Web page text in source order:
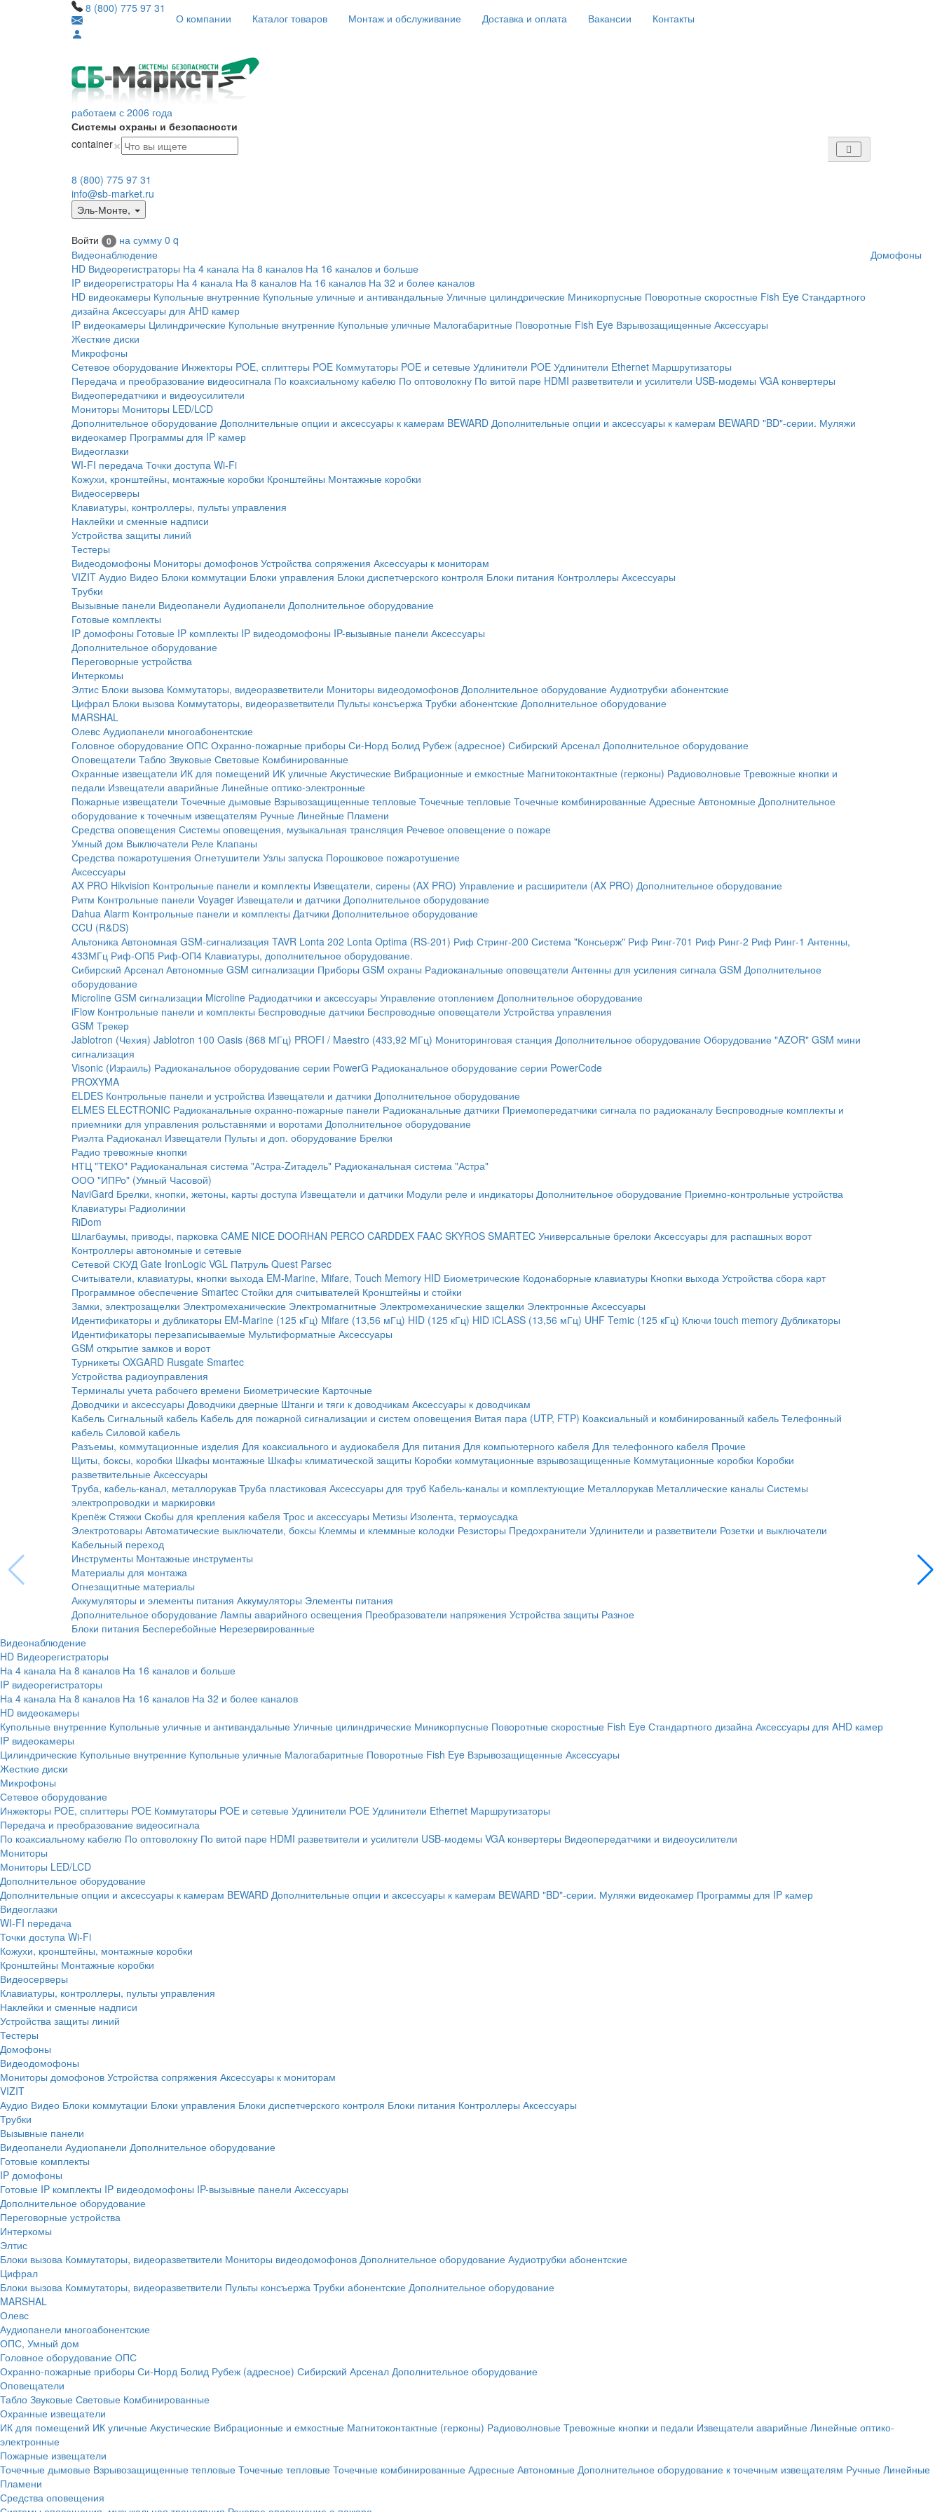
8 (800) 775 97 31
О компании Каталог товаров Монтаж и обслуживание Доставка и оплата Вакансии Контакты
работаем с 2006 года
Системы охраны и безопасности
container×
8 (800) 775 97 31
info@sb-market.ru
Эль-Монте,
Войти 0 на сумму 0 q
Видеонаблюдение
Домофоны
HD Видеорегистраторы На 4 канала На 8 каналов На 16 каналов и больше
IP видеорегистраторы На 4 канала На 8 каналов На 16 каналов На 32 и более каналов
HD видеокамеры Купольные внутренние Купольные уличные и антивандальные Уличные цилиндрические Миникорпусные Поворотные скоростные Fish Eye Стандартного
дизайна Аксессуары для AHD камер
IP видеокамеры Цилиндрические Купольные внутренние Купольные уличные Малогабаритные Поворотные Fish Eye Взрывозащищенные Аксессуары
Жесткие диски
Микрофоны
Сетевое оборудование Инжекторы POE, сплиттеры POE Коммутаторы POE и сетевые Удлинители POE Удлинители Ethernet Маршрутизаторы
Передача и преобразование видеосигнала По коаксиальному кабелю По оптоволокну По витой паре HDMI разветвители и усилители USB-модемы VGA конвертеры
Видеопередатчики и видеоусилители
Мониторы Мониторы LED/LCD
Дополнительное оборудование Дополнительные опции и аксессуары к камерам BEWARD Дополнительные опции и аксессуары к камерам BEWARD "BD"-серии. Муляжи
видеокамер Программы для IP камер
Видеоглазки
WI-FI передача Точки доступа Wi-Fi
Кожухи, кронштейны, монтажные коробки Кронштейны Монтажные коробки
Видеосерверы
Клавиатуры, контроллеры, пульты управления
Наклейки и сменные надписи
Устройства защиты линий
Тестеры
Видеодомофоны Мониторы домофонов Устройства сопряжения Аксессуары к мониторам
VIZIT Аудио Видео Блоки коммутации Блоки управления Блоки диспетчерского контроля Блоки питания Контроллеры Аксессуары
Трубки
Вызывные панели Видеопанели Аудиопанели Дополнительное оборудование
Готовые комплекты
IP домофоны Готовые IP комплекты IP видеодомофоны IP-вызывные панели Аксессуары
Дополнительное оборудование
Переговорные устройства
Интеркомы
Элтис Блоки вызова Коммутаторы, видеоразветвители Мониторы видеодомофонов Дополнительное оборудование Аудиотрубки абонентские
Цифрал Блоки вызова Коммутаторы, видеоразветвители Пульты консъержа Трубки абонентские Дополнительное оборудование
MARSHAL
Олевс Аудиопанели многоабонентские
Головное оборудование ОПС Охранно-пожарные приборы Си-Норд Болид Рубеж (адресное) Сибирский Арсенал Дополнительное оборудование
Оповещатели Табло Звуковые Световые Комбинированные
Охранные извещатели ИК для помещений ИК уличные Акустические Вибрационные и емкостные Магнитоконтактные (герконы) Радиоволновые Тревожные кнопки и
педали Извещатели аварийные Линейные оптико-электронные
Пожарные извещатели Точечные дымовые Взрывозащищенные тепловые Точечные тепловые Точечные комбинированные Адресные Автономные Дополнительное
оборудование к точечным извещателям Ручные Линейные Пламени
Средства оповещения Системы оповещения, музыкальная трансляция Речевое оповещение о пожаре
Умный дом Выключатели Реле Клапаны
Средства пожаротушения Огнетушители Узлы запуска Порошковое пожаротушение
Аксессуары
AX PRO Hikvision Контрольные панели и комплекты Извещатели, сирены (AX PRO) Управление и расширители (AX PRO) Дополнительное оборудование
Ритм Контрольные панели Voyager Извещатели и датчики Дополнительное оборудование
Dahua Alarm Контрольные панели и комплекты Датчики Дополнительное оборудование
CCU (R&DS)
Альтоника Автономная GSM-сигнализация TAVR Lonta 202 Lonta Optima (RS-201) Риф Стринг-200 Система "Консьерж" Риф Ринг-701 Риф Ринг-2 Риф Ринг-1 Антенны,
433МГц Риф-ОП5 Риф-ОП4 Клавиатуры, дополнительное оборудование.
Сибирский Арсенал Автономные GSM сигнализации Приборы GSM охраны Радиоканальные оповещатели Антенны для усиления сигнала GSM Дополнительное
оборудование
Microline GSM cигнализации Microline Радиодатчики и аксессуары Управление отоплением Дополнительное оборудование
iFlow Контрольные панели и комплекты Беспроводные датчики Беспроводные оповещатели Устройства управления
GSM Трекер
Jablotron (Чехия) Jablotron 100 Oasis (868 МГц) PROFI / Maestro (433,92 МГц) Мониторинговая станция Дополнительное оборудование Оборудование "AZOR" GSM мини
сигнализация
Visonic (Израиль) Радиоканальное оборудование серии PowerG Радиоканальное оборудование серии PowerCode
PROXYMA
ELDES Контрольные панели и устройства Извещатели и датчики Дополнительное оборудование
ELMES ELECTRONIC Радиоканальные охранно-пожарные панели Радиоканальные датчики Приемопередатчики сигнала по радиоканалу Беспроводные комплекты и
приемники для управления рольставнями и воротами Дополнительное оборудование
Риэлта Радиоканал Извещатели Пульты и доп. оборудование Брелки
Радио тревожные кнопки
НТЦ "ТЕКО" Радиоканальная система "Астра-Zитадель" Радиоканальная система "Астра"
ООО "ИПРо" (Умный Часовой)
NaviGard Брелки, кнопки, жетоны, карты доступа Извещатели и датчики Модули реле и индикаторы Дополнительное оборудование Приемно-контрольные устройства
Клавиатуры Радиолинии
RiDom
Шлагбаумы, приводы, парковка CAME NICE DOORHAN PERCO CARDDEX FAAC SKYROS SMARTEC Универсальные брелоки Аксессуары для распашных ворот
Контроллеры автономные и сетевые
Сетевой СКУД Gate IronLogic VGL Патруль Quest Parsec
Считыватели, клавиатуры, кнопки выхода EM-Marine, Mifare, Touch Memory HID Биометрические Кодонаборные клавиатуры Кнопки выхода Устройства сбора карт
Программное обеспечение Smartec Стойки для считывателей Кронштейны и стойки
Замки, электрозащелки Электромеханические Электромагнитные Электромеханические защелки Электронные Аксессуары
Идентификаторы и дубликаторы EM-Marine (125 кГц) Mifare (13,56 мГц) HID (125 кГц) HID iCLASS (13,56 мГц) UHF Temic (125 кГц) Ключи touch memory Дубликаторы
Идентификаторы перезаписываемые Мультиформатные Аксессуары
GSM открытие замков и ворот
Турникеты OXGARD Rusgate Smartec
Устройства радиоуправления
Терминалы учета рабочего времени Биометрические Карточные
Доводчики и аксессуары Доводчики дверные Штанги и тяги к доводчикам Аксессуары к доводчикам
Кабель Сигнальный кабель Кабель для пожарной сигнализации и систем оповещения Витая пара (UTP, FTP) Коаксиальный и комбинированный кабель Телефонный
кабель Силовой кабель
Разъемы, коммутационные изделия Для коаксиального и аудиокабеля Для питания Для компьютерного кабеля Для телефонного кабеля Прочие
Щиты, боксы, коробки Шкафы монтажные Шкафы климатической защиты Коробки коммутационные взрывозащищенные Коммутационные коробки Коробки
разветвительные Аксессуары
Труба, кабель-канал, металлорукав Труба пластиковая Аксессуары для труб Кабель-каналы и комплектующие Металлорукав Металлические каналы Системы
электропроводки и маркировки
Крепёж Стяжки Скобы для крепления кабеля Трос и аксессуары Метизы Изолента, термоусадка
Электротовары Автоматические выключатели, боксы Клеммы и клеммные колодки Резисторы Предохранители Удлинители и разветвители Розетки и выключатели
Кабельный переход
Инструменты Монтажные инструменты
Материалы для монтажа
Огнезащитные материалы
Аккумуляторы и элементы питания Аккумуляторы Элементы питания
Дополнительное оборудование Лампы аварийного освещения Преобразователи напряжения Устройства защиты Разное
Блоки питания Бесперебойные Нерезервированные
Видеонаблюдение
HD Видеорегистраторы
На 4 канала На 8 каналов На 16 каналов и больше
IP видеорегистраторы
На 4 канала На 8 каналов На 16 каналов На 32 и более каналов
HD видеокамеры
Купольные внутренние Купольные уличные и антивандальные Уличные цилиндрические Миникорпусные Поворотные скоростные Fish Eye Стандартного дизайна Аксессуары для AHD камер
IP видеокамеры
Цилиндрические Купольные внутренние Купольные уличные Малогабаритные Поворотные Fish Eye Взрывозащищенные Аксессуары
Жесткие диски
Микрофоны
Сетевое оборудование
Инжекторы POE, сплиттеры POE Коммутаторы POE и сетевые Удлинители POE Удлинители Ethernet Маршрутизаторы
Передача и преобразование видеосигнала
По коаксиальному кабелю По оптоволокну По витой паре HDMI разветвители и усилители USB-модемы VGA конвертеры Видеопередатчики и видеоусилители
Мониторы
Мониторы LED/LCD
Дополнительное оборудование
Дополнительные опции и аксессуары к камерам BEWARD Дополнительные опции и аксессуары к камерам BEWARD "BD"-серии. Муляжи видеокамер Программы для IP камер
Видеоглазки
WI-FI передача
Точки доступа Wi-Fi
Кожухи, кронштейны, монтажные коробки
Кронштейны Монтажные коробки
Видеосерверы
Клавиатуры, контроллеры, пульты управления
Наклейки и сменные надписи
Устройства защиты линий
Тестеры
Домофоны
Видеодомофоны
Мониторы домофонов Устройства сопряжения Аксессуары к мониторам
VIZIT
Аудио Видео Блоки коммутации Блоки управления Блоки диспетчерского контроля Блоки питания Контроллеры Аксессуары
Трубки
Вызывные панели
Видеопанели Аудиопанели Дополнительное оборудование
Готовые комплекты
IP домофоны
Готовые IP комплекты IP видеодомофоны IP-вызывные панели Аксессуары
Дополнительное оборудование
Переговорные устройства
Интеркомы
Элтис
Блоки вызова Коммутаторы, видеоразветвители Мониторы видеодомофонов Дополнительное оборудование Аудиотрубки абонентские
Цифрал
Блоки вызова Коммутаторы, видеоразветвители Пульты консъержа Трубки абонентские Дополнительное оборудование
MARSHAL
Олевс
Аудиопанели многоабонентские
ОПС, Умный дом
Головное оборудование ОПС
Охранно-пожарные приборы Си-Норд Болид Рубеж (адресное) Сибирский Арсенал Дополнительное оборудование
Оповещатели
Табло Звуковые Световые Комбинированные
Охранные извещатели
ИК для помещений ИК уличные Акустические Вибрационные и емкостные Магнитоконтактные (герконы) Радиоволновые Тревожные кнопки и педали Извещатели аварийные Линейные оптико-
электронные
Пожарные извещатели
Точечные дымовые Взрывозащищенные тепловые Точечные тепловые Точечные комбинированные Адресные Автономные Дополнительное оборудование к точечным извещателям Ручные Линейные
Пламени
Средства оповещения